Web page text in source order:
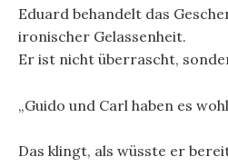
Eduard behandelt das
ironischer Gelassenheit.
Er ist nicht überrascht,
„Guido und Carl haben es
Das klingt, als wüsste er